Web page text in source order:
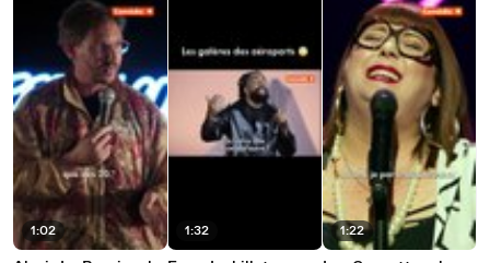
1:02 1:32 1:22